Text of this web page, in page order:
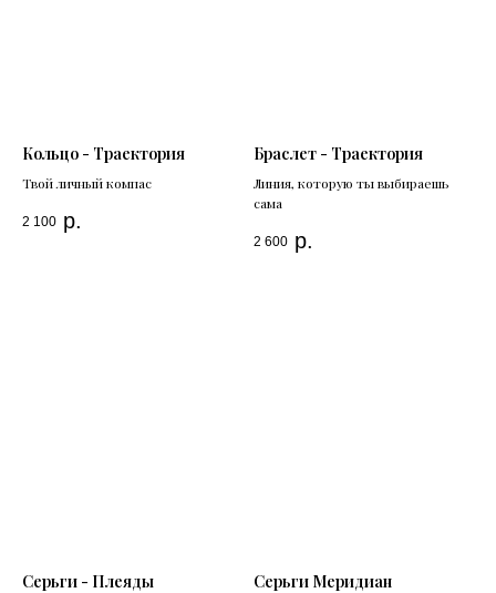
Кольцо - Траектория
Твой личный компас
2 100 р.
Браслет - Траектория
Линия, которую ты выбираешь
сама
2 600 р.
Серьги - Плеяды Серьги Меридиан